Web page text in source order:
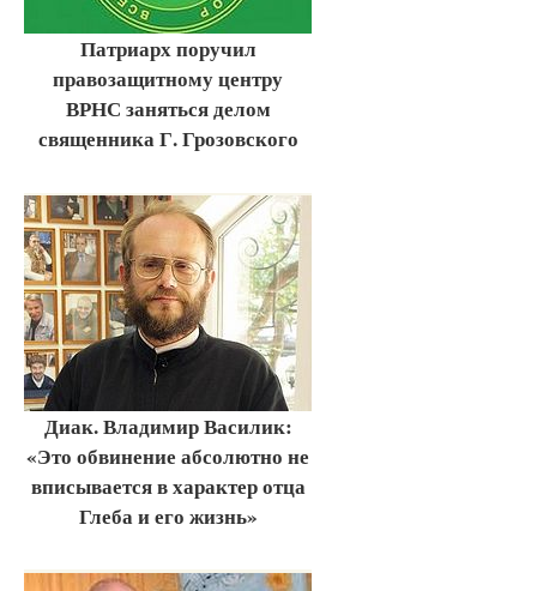
Патриарх поручил
правозащитному центру
ВРНС заняться делом
священника Г. Грозовского
Диак. Владимир Василик:
«Это обвинение абсолютно не
вписывается в характер отца
Глеба и его жизнь»